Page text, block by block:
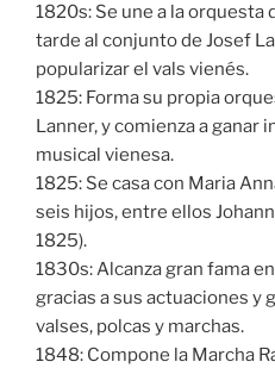
1820s: Se une a la orquesta
tarde al conjunto de Josef
popularizar el vals vienés.
1825: Forma su propia
Lanner, y comienza a ganar
musical vienesa.
1825: Se casa con Maria
seis hijos, entre ellos
1825).
1830s: Alcanza gran fama
gracias a sus actuaciones y
valses, polcas y marchas.
1848: Compone la Marcha